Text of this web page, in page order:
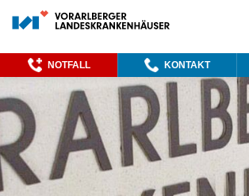
NOTFALL KONTAKT